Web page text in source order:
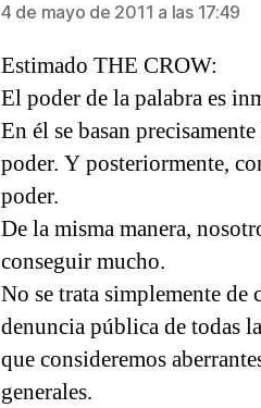
4 de mayo de 2011 a las 17:49
Estimado THE CROW:
El poder de la palabra es
En él se basan
poder. Y posteriormente,
poder.
De la misma manera,
conseguir mucho.
No se trata simplemente
denuncia pública de todas
que consideremos
generales.